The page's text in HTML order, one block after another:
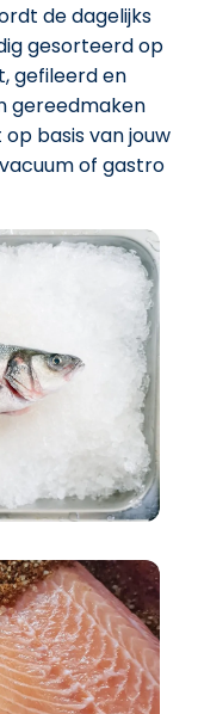
de dagelijks
gesorteerd op
gefileerd en
gereedmaken
basis van jouw
of gastro